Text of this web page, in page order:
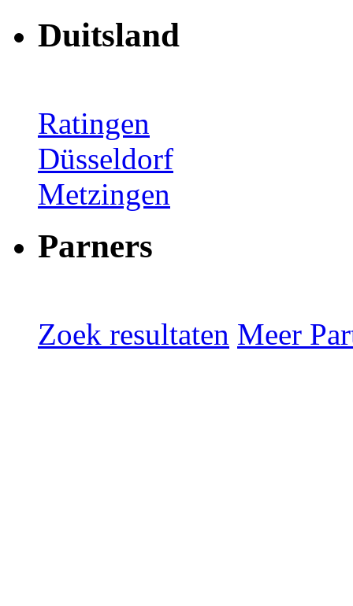
Duitsland
Ratingen
Düsseldorf
Metzingen
Parners
Zoek resultaten Meer